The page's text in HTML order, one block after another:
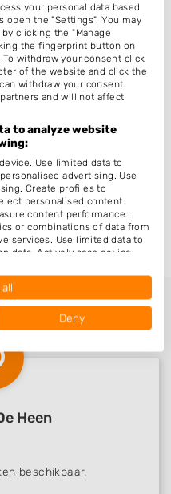
Heen
beschikbaar.
your personal data based
the "Settings". You may
clicking the "Manage
the fingerprint button on
withdraw your consent click
of the website and click the
withdraw your consent.
and will not affect
to analyze website
Use limited data to
advertising. Use
Create profiles to
personalised content.
content performance.
or combinations of data from
services. Use limited data to
data. Actively scan device
Union and send to the
solely to this website/app.
Deny